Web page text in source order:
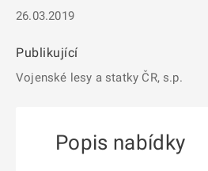
26.03.2019
Publikující
Vojenské lesy a statky ČR, s.p.
Popis nabídky